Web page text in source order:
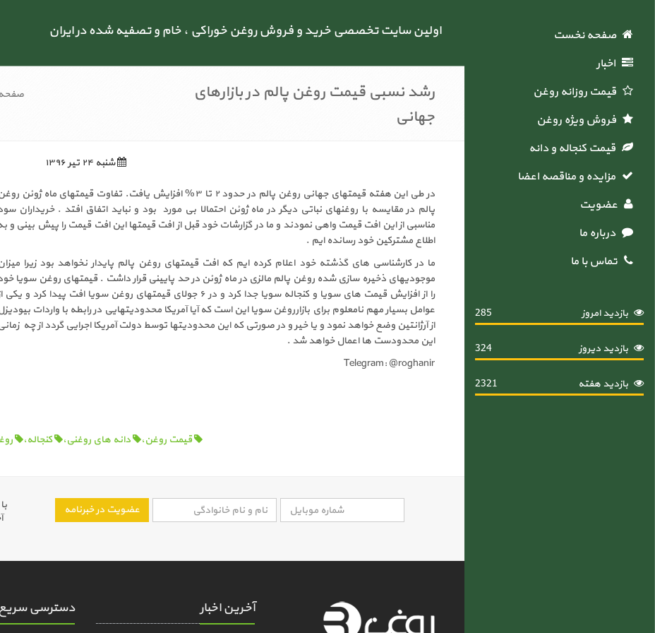
اولین سایت تخصصی خرید و فروش روغن خوراکی ، خام و تصفیه شده در ایران
صفحه نخست
اخبار
قیمت روزانه روغن
فروش ویژه روغن
قیمت کنجاله و دانه
مزایده و مناقصه اعضاء
عضویت
درباره ما
تماس با ما
بازدید امروز 285
بازدید دیروز 324
بازدید هفته 2321
رشد نسبی قیمت روغن پالم در بازارهای
جهانی
شنبه ۲۴ تیر ۱۳۹۶
در طی این هفته قیمتهای جهانی روغن پالم در حدود ۲ تا ۳% افزایش یافت. تفاوت قیمتهای ماه ژوئن
پالم در مقایسه با روغنهای نباتی دیگر در ماه ژوئن احتمالا بی مورد بود و نباید اتفاق افتد . خریداران
مناسبی از این افت قیمت واهی نمودند و ما در گزارشات خود قبل از افت قیمتها این افت قیمت را پیش بینی و
اطلاع مشترکین خود رسانده ایم .
ما در کارشناسی های گذشته خود اعلام کرده ایم که افت قیمتهای روغن پالم پایدار نخواهد بود زیرا
موجودیهای ذخیره سازی شده روغن پالم مالزی در ماه ژوئن در حد پایینی قرار داشت . قیمتهای روغن سویا
را از افزایش قیمت های سویا و کنجاله سویا جدا کرد و در ۶ جولای قیمتهای روغن سویا افت پیدا کرد و یکی
عوامل بسیار مهم نامعلوم برای بازارروغن سویا این است که آیا آمریکا محدودیتهایی در رابطه با واردات
از آرژانتین وضع خواهد نمود و یا خیر و در صورتی که این محدودیتها توسط دولت آمریکا اجرایی گردد از چه
این محدودست ها اعمال خواهد شد .
Telegram: @roghanir
قیمت روغن، دانه های روغنی، کنجاله،
عضویت در خبرنامه
آخرین اخبار دسترسی